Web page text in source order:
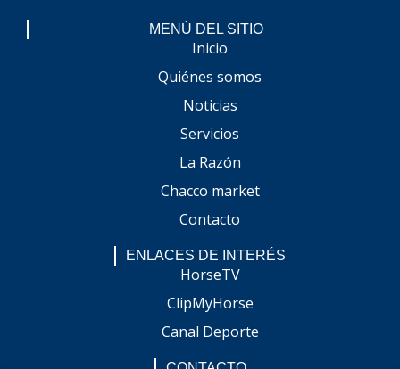
MENÚ DEL SITIO
Inicio
Quiénes somos
Noticias
Servicios
La Razón
Chacco market
Contacto
ENLACES DE INTERÉS
HorseTV
ClipMyHorse
Canal Deporte